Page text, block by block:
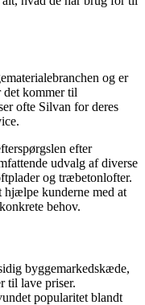
og er
det kommer til
ofte Silvan for deres
efter
udvalg af diverse
og træbetonlofter.
hjælpe kunderne med at
behov.
byggemarkedskæde,
til lave priser.
popularitet blandt